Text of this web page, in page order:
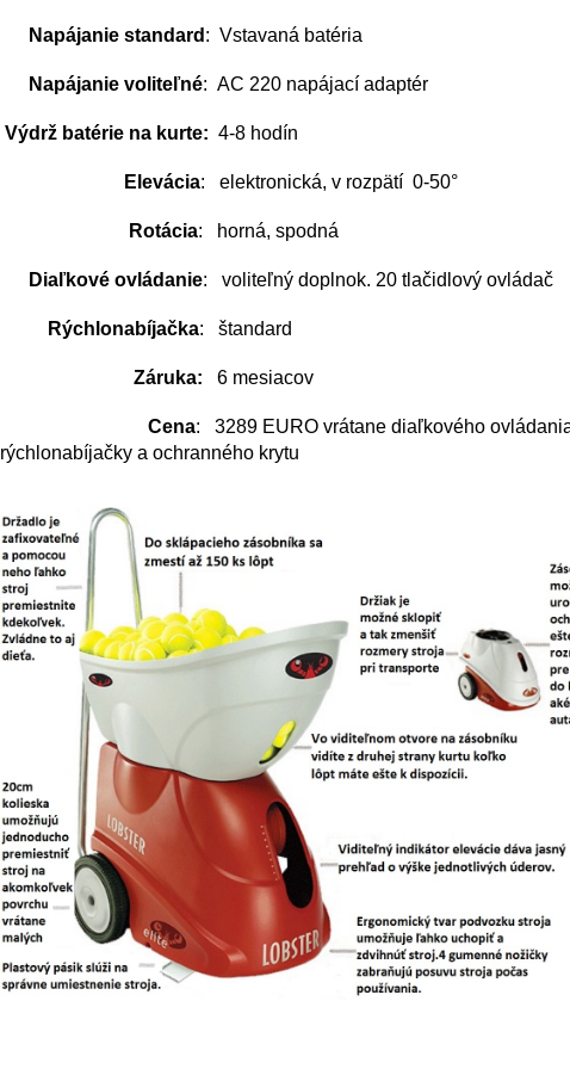
Napájanie standard : Vstavaná batéria
Napájanie voliteľné: AC 220 napájací adaptér
Výdrž batérie na kurte: 4-8 hodín
Elevácia: elektronická, v rozpätí 0-50°
Rotácia: horná, spodná
Diaľkové ovládanie: voliteľný doplnok. 20 tlačidlový ovládač
Rýchlonabíjačka: štandard
Záruka: 6 mesiacov
Cena: 3289 EURO vrátane diaľkového
rýchlonabíjačky a ochranného krytu